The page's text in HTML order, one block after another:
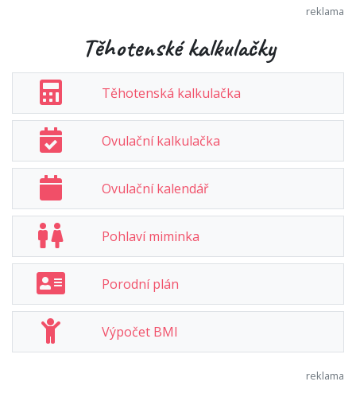
Těhotenské kalkulačky
Těhotenská kalkulačka
Ovulační kalkulačka
Ovulační kalendář
Pohlaví miminka
Porodní plán
Výpočet BMI